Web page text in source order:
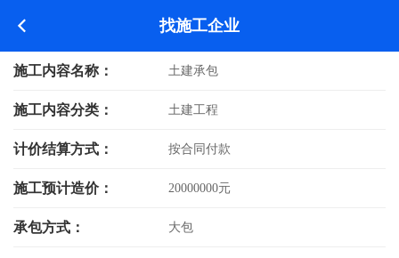
找施工企业
施工内容名称： 土建承包
施工内容分类： 土建工程
计价结算方式： 按合同付款
施工预计造价： 20000000元
承包方式： 大包